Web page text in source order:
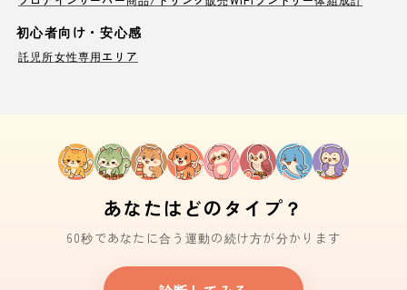
初心者向け・安心感
託児所女性専用エリア
あなたはどのタイプ？
60秒であなたに合う運動の続け方が分かります